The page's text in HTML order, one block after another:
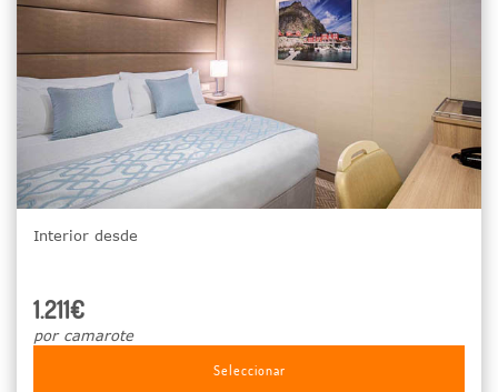
Interior desde
1.211€
por camarote
Seleccionar